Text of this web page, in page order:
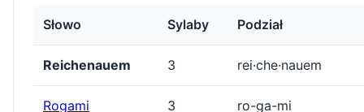
Słowo Sylaby Podział
Reichenauem 3 rei·che·nauem
Rogami 3 ro-ga-mi